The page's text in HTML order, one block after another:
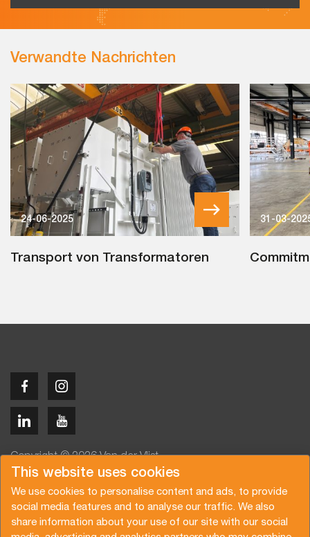
This website uses cookies
We use cookies to personalise content and ads, to provide
social media features and to analyse our traffic. We also
share information about your use of our site with our social
Verwandte Nachrichten
24-06-2025
Transport von Transformatoren
31-03-
Copyright © 2026 Van der Vlist